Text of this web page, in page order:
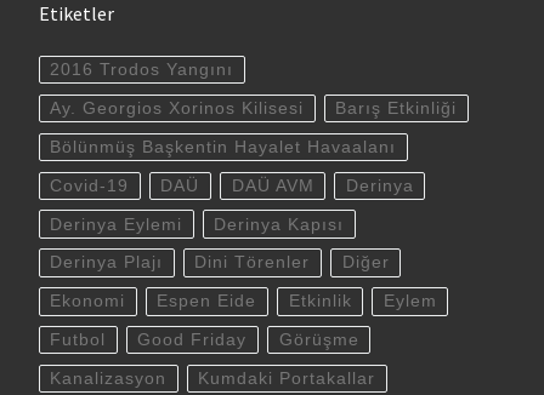
Etiketler
2016 Trodos Yangını
Ay. Georgios Xorinos Kilisesi Barış Etkinliği
Bölünmüş Başkentin Hayalet Havaalanı
Covid-19 DAÜ DAÜ AVM Derinya
Derinya Eylemi Derinya Kapısı
Derinya Plajı Dini Törenler Diğer
Ekonomi Espen Eide Etkinlik Eylem
Futbol Good Friday Görüşme
Kanalizasyon Kumdaki Portakallar